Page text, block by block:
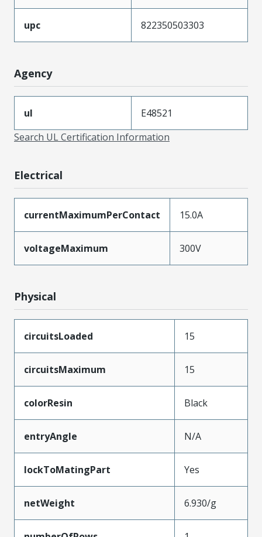
upc 822350503303
Agency
ul
E48521
Search UL Certification Information
Electrical
currentMaximumPerContact 15.0A
voltageMaximum 300V
Physical
circuitsLoaded 15
circuitsMaximum 15
colorResin Black
entryAngle N/A
lockToMatingPart Yes
netWeight 6.930/g